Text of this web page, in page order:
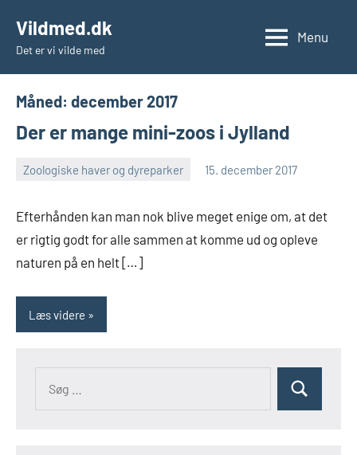
indhold
Vildmed.dk
Det er vi vilde med
Menu
Måned: december 2017
Der er mange mini-zoos i Jylland
Zoologiske haver og dyreparker 15. december 2017
Skribenten
Efterhånden kan man nok blive meget enige om, at det
er rigtig godt for alle sammen at komme ud og opleve
naturen på en helt […]
Læs videre
efter:
Søg